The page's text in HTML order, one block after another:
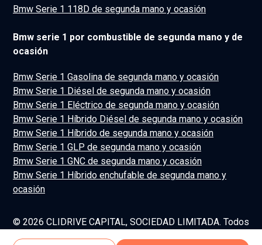
Bmw Serie 1 118D de segunda mano y ocasión
Bmw serie 1 por combustible de segunda mano y de
ocasión
Bmw Serie 1 Gasolina de segunda mano y ocasión
Bmw Serie 1 Diésel de segunda mano y ocasión
Bmw Serie 1 Eléctrico de segunda mano y ocasión
Bmw Serie 1 Híbrido Diésel de segunda mano y ocasión
Bmw Serie 1 Híbrido de segunda mano y ocasión
Bmw Serie 1 GLP de segunda mano y ocasión
Bmw Serie 1 GNC de segunda mano y ocasión
Bmw Serie 1 Híbrido enchufable de segunda mano y
ocasión
© 2026 CLIDRIVE CAPITAL, SOCIEDAD LIMITADA. Todos
los derechos reservados.